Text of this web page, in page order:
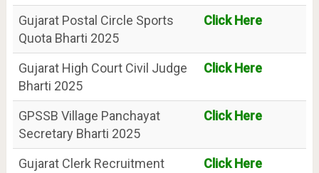
Gujarat Postal Circle Sports
Quota Bharti 2025
Click Here
Gujarat High Court Civil Judge
Bharti 2025
Click Here
GPSSB Village Panchayat
Secretary Bharti 2025
Click Here
Gujarat Clerk Recruitment
Click Here